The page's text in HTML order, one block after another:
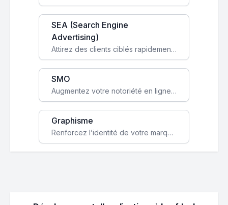
SEA (Search Engine
Advertising)
Attirez des clients ciblés rapidement avec des campagnes publicitaires payantes optimisées pour vos objectifs.
SMO
Augmentez votre notoriété en ligne et stimulez la croissance de votre entreprise grâce à une stratégie sociale sur mesure.
Graphisme
Renforcez l’identité de votre marque avec un design unique qui capte l’attention et engage vos clients.